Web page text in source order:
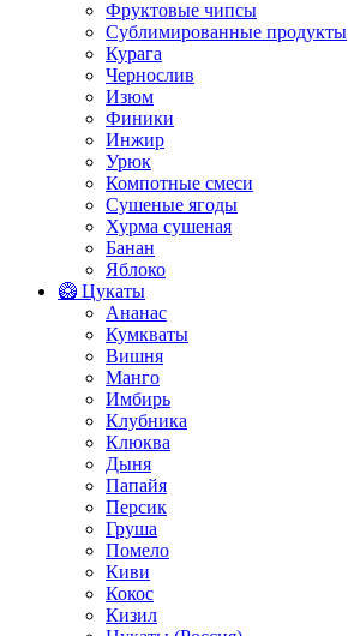
Фруктовые чипсы
Сублимированные продукты
Курага
Чернослив
Изюм
Финики
Инжир
Урюк
Компотные смеси
Сушеные ягоды
Хурма сушеная
Банан
Яблоко
🥝 Цукаты
Ананас
Кумкваты
Вишня
Манго
Имбирь
Клубника
Клюква
Дыня
Папайя
Персик
Груша
Помело
Киви
Кокос
Кизил